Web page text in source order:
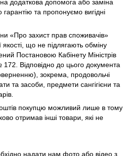
додаткова допомога або заміна
та пропонуємо вигідні
«Про захист прав споживачів»
якості, що не підлягають обміну
Постановою Кабінету Міністрів
Відповідно до цього документа
зокрема, продовольчі
та засоби, предмети сангігієни та
покупцю можливий лише в тому
отримав інші товари, які не
надати нам фото або відео з